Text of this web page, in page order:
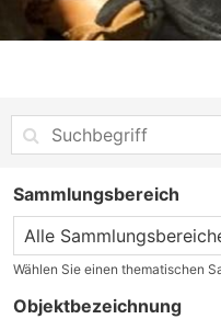
Sammlungsbereich
Wählen Sie einen thematischen
Objektbezeichnung